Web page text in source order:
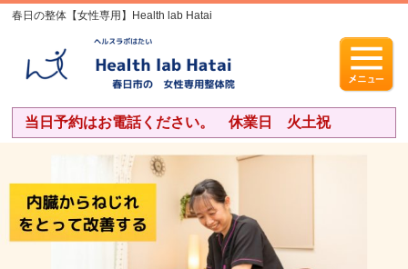
春日の整体【女性専用】Health lab Hatai
当日予約はお電話ください。 休業日 火土祝